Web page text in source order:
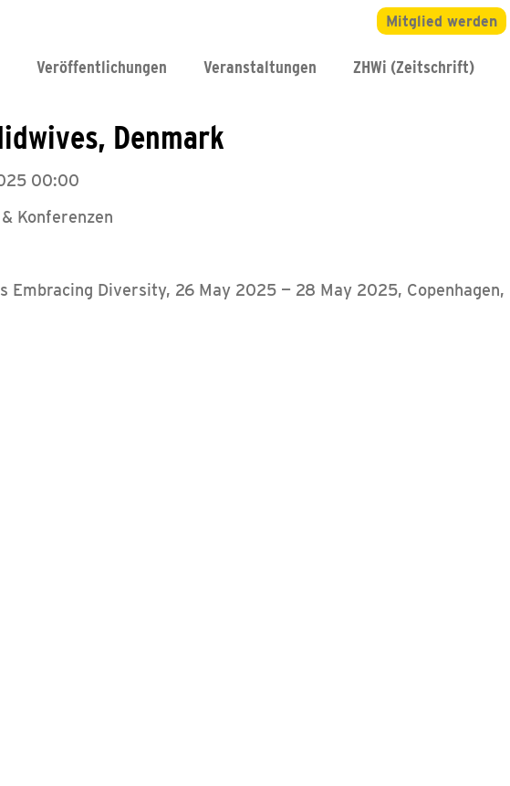
Mitglied werden
Veröffentlichungen Veranstaltungen ZHWi (Zeitschrift)
Denmark
00:00
Konferenzen
Embracing Diversity, 26 May 2025 — 28 May 2025, Copenhagen,